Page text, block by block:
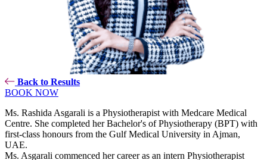
Back to Results
BOOK NOW
Ms. Rashida Asgarali is a Physiotherapist with Medcare Medical
Centre. She completed her Bachelor's of Physiotherapy (BPT) with
first-class honours from the Gulf Medical University in Ajman,
UAE.
Ms. Asgarali commenced her career as an intern Physiotherapist